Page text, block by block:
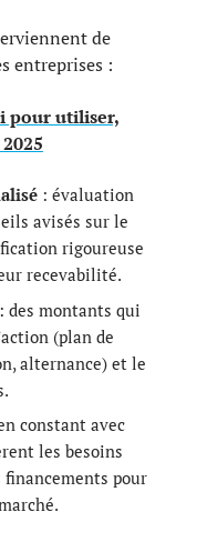
de
entreprises :
pour utiliser,
: évaluation
avisés sur le
rigoureuse
recevabilité.
: des montants qui
(plan de
alternance) et le
constant avec
les besoins
pour